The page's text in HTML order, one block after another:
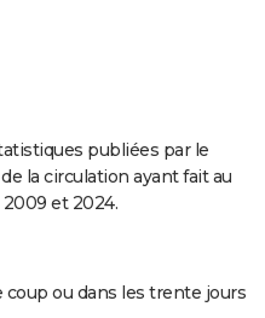
publiées par le
la circulation ayant fait au
et 2024.
ou dans les trente jours